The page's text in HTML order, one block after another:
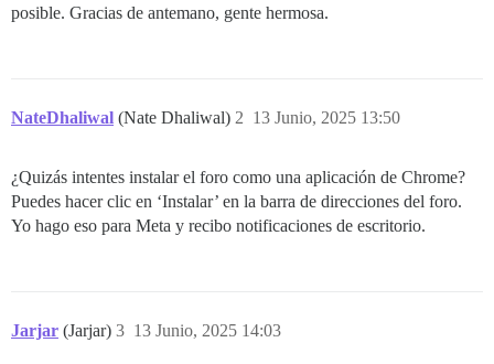
posible. Gracias de antemano, gente hermosa.
NateDhaliwal (Nate Dhaliwal) 13 Junio, 2025 13:50
2
¿Quizás intentes instalar el foro como una aplicación de Chrome?
Puedes hacer clic en ‘Instalar’ en la barra de direcciones del foro.
Yo hago eso para Meta y recibo notificaciones de escritorio.
Jarjar (Jarjar) 13 Junio, 2025 14:03
3